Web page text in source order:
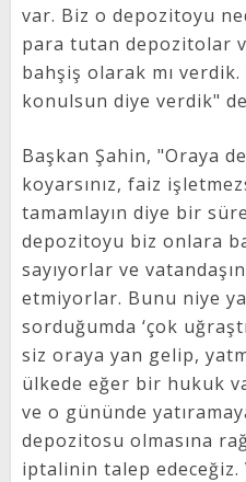
var. Biz o depozitoyu
para tutan depozitolar
bahşiş olarak mı
konulsun diye verdik"
Başkan Şahin, "Oraya
koyarsınız, faiz
tamamlayın diye bir
depozitoyu biz onlara
sayıyorlar ve
etmiyorlar. Bunu niye
sorduğumda ‘çok
siz oraya yan gelip,
ülkede eğer bir hukuk
ve o gününde
depozitosu olmasına
iptalinin talep edeceğiz.